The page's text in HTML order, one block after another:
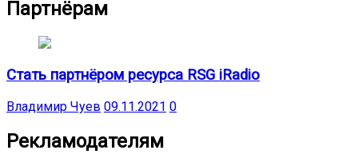
Партнёрам
Стать партнёром ресурса RSG iRadio
Владимир Чуев 09.11.2021 0
Рекламодателям